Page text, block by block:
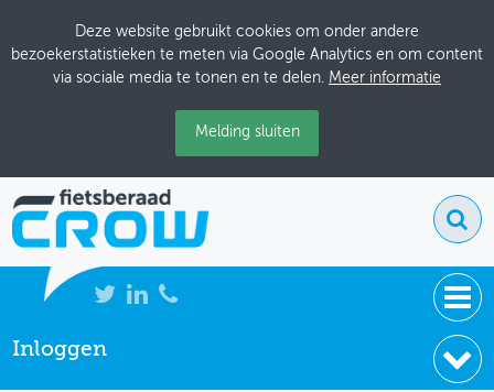
Deze website gebruikt cookies om onder andere
bezoekerstatistieken te meten via Google Analytics en om content
via sociale media te tonen en te delen. Meer informatie
Melding sluiten
NIEUWS
Inloggen